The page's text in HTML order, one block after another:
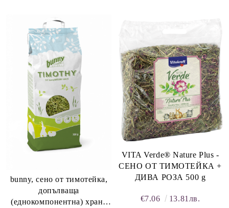
bunny, сено от тимотейка,
допълваща
(еднокомпонентна) храна
VITA Verde® Nature Plus -
СЕНО ОТ ТИМОТЕЙКА +
ДИВА РОЗА 500 g
€7.06 13.81лв.